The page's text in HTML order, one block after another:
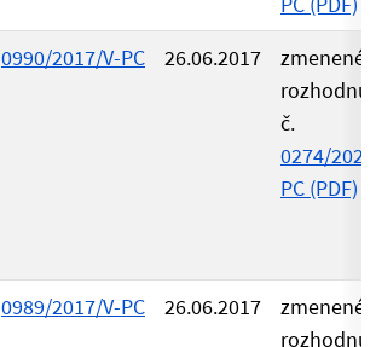
0990/2017/V-PC 26.06.2017
zmenené
č.
0274/
PC (PDF)
0989/2017/V-PC 26.06.2017
zmenené